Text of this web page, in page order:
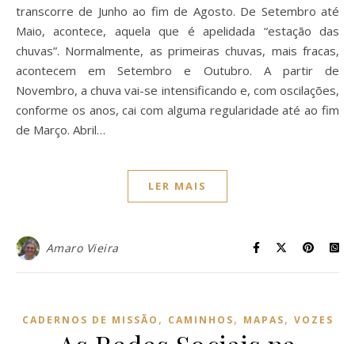
transcorre de Junho ao fim de Agosto. De Setembro até
Maio, acontece, aquela que é apelidada “estação das
chuvas”. Normalmente, as primeiras chuvas, mais fracas,
acontecem em Setembro e Outubro. A partir de
Novembro, a chuva vai-se intensificando e, com oscilações,
conforme os anos, cai com alguma regularidade até ao fim
de Março. Abril…
LER MAIS
Amaro Vieira
CADERNOS DE MISSÃO , CAMINHOS, MAPAS, VOZES